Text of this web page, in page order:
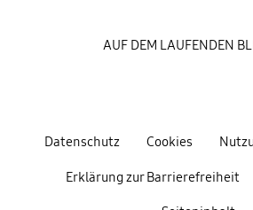
Datenschutz Cookies
Erklärung zur Barrierefreiheit
AUF DEM LAUFENDEN